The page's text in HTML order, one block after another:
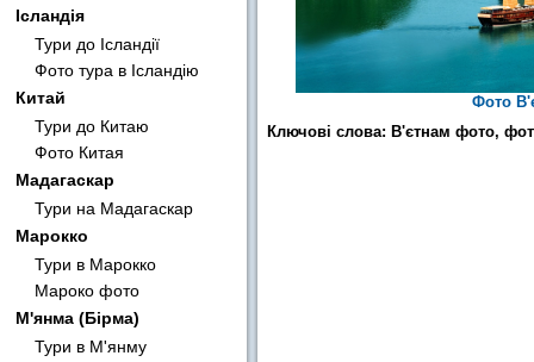
Ісландія
Тури до Ісландії
Фото тура в Ісландію
Китай
Тури до Китаю
Фото Китая
Мадагаскар
Тури на Мадагаскар
Марокко
Тури в Марокко
Мароко фото
М'янма (Бірма)
Тури в М'янму
Фото
Ключові слова: В'єтнам фото,